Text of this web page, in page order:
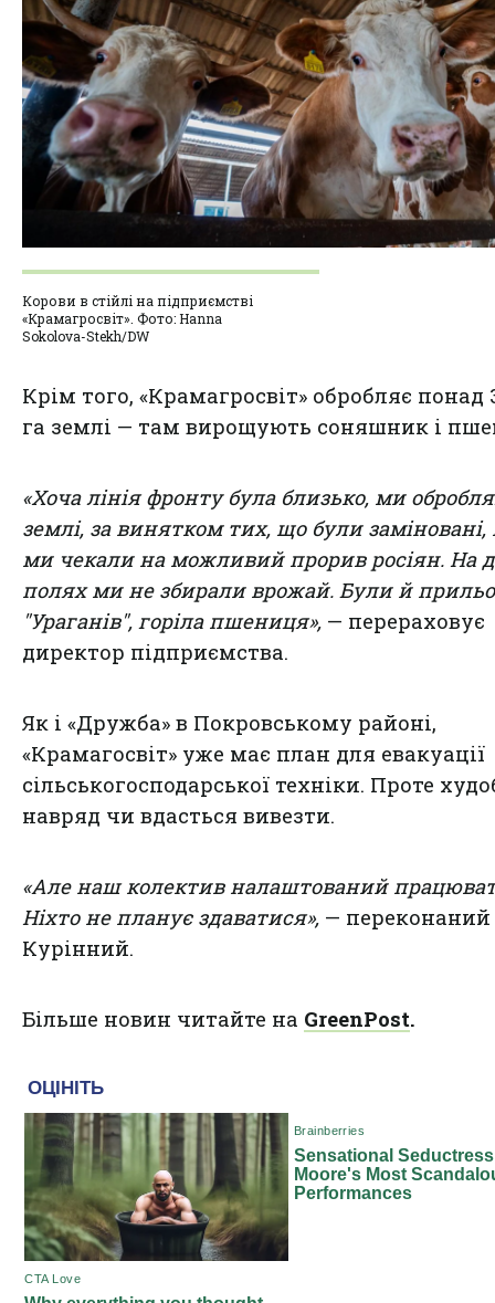
Корови в стійлі на підприємстві
«Крамагросвіт». Фото: Hanna
Sokolova-Stekh/DW
Крім того, «Крамагросвіт» обробляє понад
га землі — там вирощують соняшник і
«Хоча лінія фронту була близько, ми
землі, за винятком тих, що були заміновані,
ми чекали на можливий прорив росіян. На
полях ми не збирали врожай. Були й
"Ураганів", горіла пшениця», — перераховує
директор підприємства.
Як і «Дружба» в Покровському районі,
«Крамагосвіт» уже має план для евакуації
сільськогосподарської техніки. Проте
навряд чи вдасться вивезти.
«Але наш колектив налаштований
Ніхто не планує здаватися», — переконаний
Курінний.
Більше новин читайте на GreenPost.